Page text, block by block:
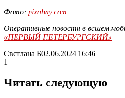
Фото: pixabay.com
Оперативные новости в вашем
«ПЕРВЫЙ ПЕТЕРБУРГСКИЙ»
Светлана Б02.06.2024 16:46
1
Читать следующую